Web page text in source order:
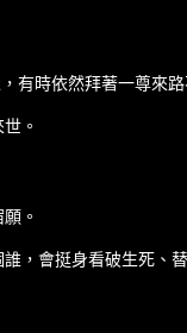
有時依然拜著一尊來路
。
。
誰，會挺身看破生死、